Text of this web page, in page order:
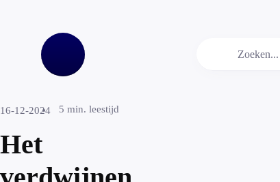
16-12-2024 5 min. leestijd
Het